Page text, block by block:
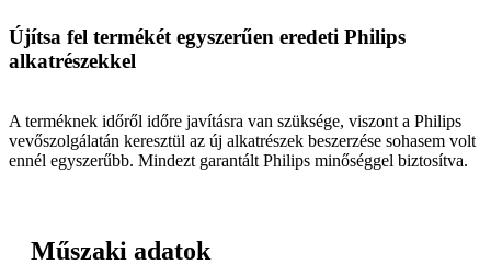
Újítsa fel termékét egyszerűen eredeti Philips
alkatrészekkel
A terméknek időről időre javításra van szüksége, viszont a Philips
vevőszolgálatán keresztül az új alkatrészek beszerzése sohasem volt
ennél egyszerűbb. Mindezt garantált Philips minőséggel biztosítva.
Műszaki adatok